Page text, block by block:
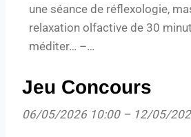
une séance de réflexologie,
relaxation olfactive de 30
méditer… –…
Jeu Concours
06/05/2026 10:00– 12/05/